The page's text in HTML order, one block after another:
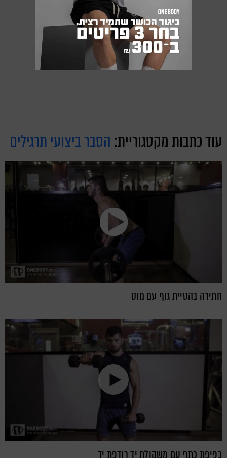
עוד כתבות מקטגוריית: הסבר ביצועי תרגילים
חתירה בהטיית גוף עם מוט
כפיפת כתף עם משקולת יד רודפת יד